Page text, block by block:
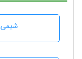
شيمی